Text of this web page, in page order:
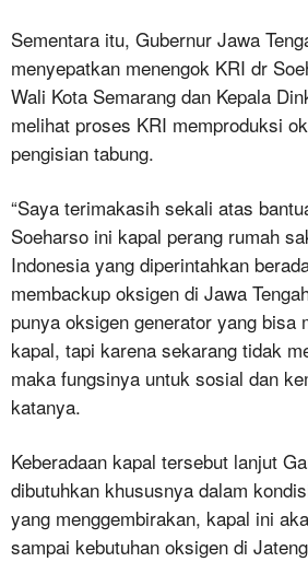
Sementara itu, Gubernur Jawa
menyepatkan menengok KRI dr
Wali Kota Semarang dan Kepala
melihat proses KRI memproduksi
pengisian tabung.
“Saya terimakasih sekali atas
Soeharso ini kapal perang rumah
Indonesia yang diperintahkan
membackup oksigen di Jawa
punya oksigen generator yang bisa
kapal, tapi karena sekarang tidak
maka fungsinya untuk sosial dan
katanya.
Keberadaan kapal tersebut lanjut
dibutuhkan khususnya dalam
yang menggembirakan, kapal ini
sampai kebutuhan oksigen di